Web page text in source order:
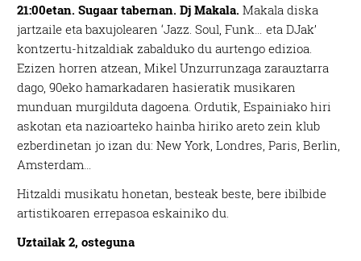
21:00etan. Sugaar tabernan. Dj Makala.Makala diska
jartzaile eta baxujolearen ‘Jazz. Soul, Funk… eta DJak’
kontzertu-hitzaldiak zabalduko du aurtengo edizioa.
Ezizen horren atzean, Mikel Unzurrunzaga zarauztarra
dago, 90eko hamarkadaren hasieratik musikaren
munduan murgilduta dagoena. Ordutik, Espainiako hiri
askotan eta nazioarteko hainba hiriko areto zein klub
ezberdinetan jo izan du: New York, Londres, Paris, Berlin,
Amsterdam…
Hitzaldi musikatu honetan, besteak beste, bere ibilbide
artistikoaren errepasoa eskainiko du.
Uztailak 2, osteguna